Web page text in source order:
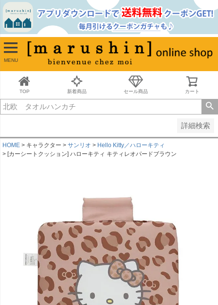
MENU
TOP 新着商品 セール商品 カート
詳細検索
並び順
新着順
古い順
価格が安い順
価格が高い順
キーワードヒット順
HOME キャラクター サンリオ
Hello Kitty／ハローキティ
[カーシートクッション] ハローキティ キティレオパードブラウン